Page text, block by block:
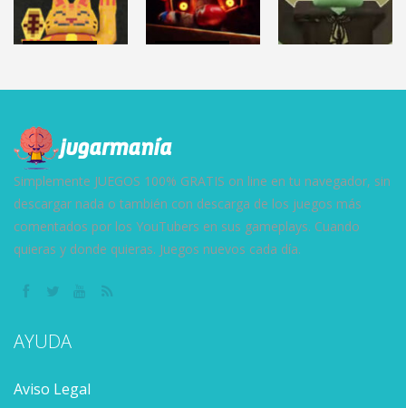
2.87K 3.12K 9.6K
8.63K
Simplemente JUEGOS 100% GRATIS on line en tu navegador, sin
descargar nada o también con descarga de los juegos más
comentados por los YouTubers en sus gameplays. Cuando
quieras y donde quieras. Juegos nuevos cada día.
AYUDA
Aviso Legal